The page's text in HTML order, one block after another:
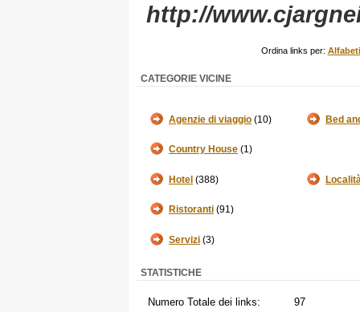
http://
Ordina links per:
CATEGORIE VICINE
Agenzie di viaggio (10) Bed
Country House (1)
Hotel (388)
Ristoranti (91)
Servizi (3)
STATISTICHE
Numero Totale dei links:
97